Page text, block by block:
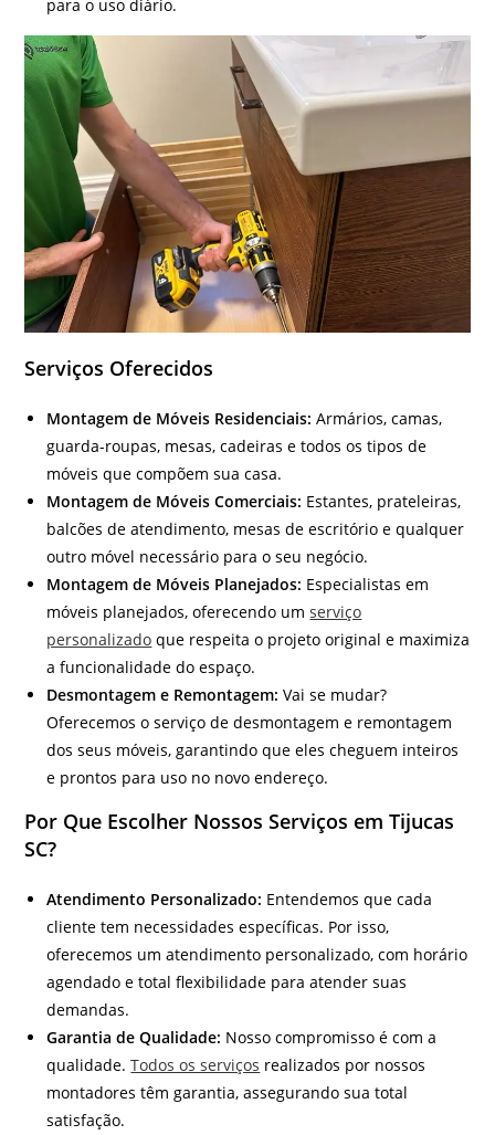
para o uso diário.
Serviços Oferecidos
Montagem de Móveis Residenciais: Armários, camas,
guarda-roupas, mesas, cadeiras e todos os tipos de
móveis que compõem sua casa.
Montagem de Móveis Comerciais: Estantes, prateleiras,
balcões de atendimento, mesas de escritório e qualquer
outro móvel necessário para o seu negócio.
Montagem de Móveis Planejados: Especialistas em
móveis planejados, oferecendo umserviço
personalizado que respeita o projeto original e maximiza
a funcionalidade do espaço.
Desmontagem e Remontagem: Vai se mudar?
Oferecemos o serviço de desmontagem e remontagem
dos seus móveis, garantindo que eles cheguem inteiros
e prontos para uso no novo endereço.
Por Que Escolher Nossos Serviços em Tijucas
SC?
Atendimento Personalizado: Entendemos que cada
cliente tem necessidades específicas. Por isso,
oferecemos um atendimento personalizado, com horário
agendado e total flexibilidade para atender suas
demandas.
Garantia de Qualidade: Nosso compromisso é com a
qualidade.Todos os serviços realizados por nossos
montadores têm garantia, assegurando sua total
satisfação.